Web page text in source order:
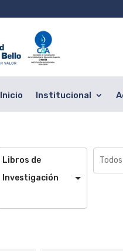
Inicio Institucional
Libros de
Investigación